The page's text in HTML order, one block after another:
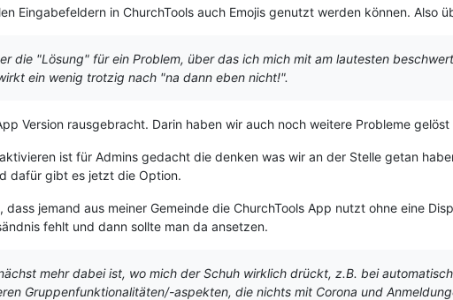
Eingabefeldern in ChurchTools auch Emojis genutzt werden können. Also
die "Lösung" für ein Problem, über das ich mich mit am lautesten
ein wenig trotzig nach "na dann eben nicht!".
Version rausgebracht. Darin haben wir auch noch weitere Probleme
ist für Admins gedacht die denken was wir an der Stelle getan
dafür gibt es jetzt die Option.
jemand aus meiner Gemeinde die ChurchTools App nutzt ohne eine
fehlt und dann sollte man da ansetzen.
mehr dabei ist, wo mich der Schuh wirklich drückt, z.B. bei
Gruppenfunktionalitäten/-aspekten, die nichts mit Corona und